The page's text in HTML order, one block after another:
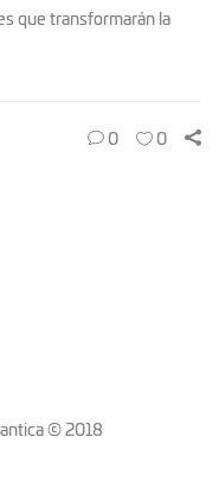
que transformarán la
0 0
© 2018